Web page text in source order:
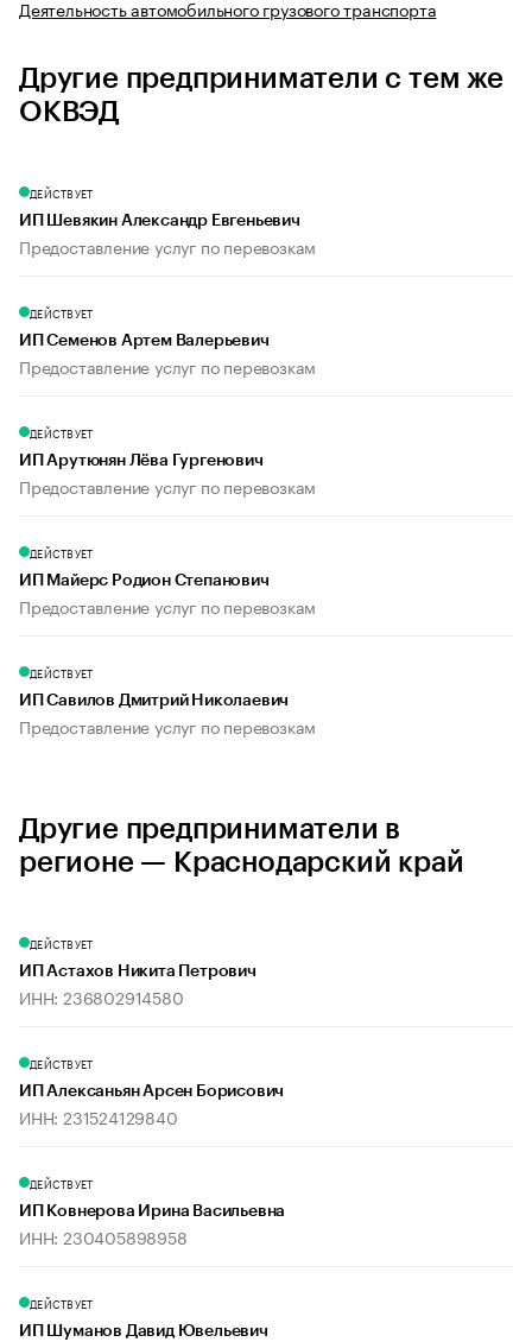
Деятельность автомобильного грузового транспорта
Другие предприниматели с тем же
ОКВЭД
ДЕЙСТВУЕТ
ИП Шевякин Александр Евгеньевич
Предоставление услуг по перевозкам
ДЕЙСТВУЕТ
ИП Семенов Артем Валерьевич
Предоставление услуг по перевозкам
ДЕЙСТВУЕТ
ИП Арутюнян Лёва Гургенович
Предоставление услуг по перевозкам
ДЕЙСТВУЕТ
ИП Майерс Родион Степанович
Предоставление услуг по перевозкам
ДЕЙСТВУЕТ
ИП Савилов Дмитрий Николаевич
Предоставление услуг по перевозкам
Другие предприниматели в
регионе — Краснодарский край
ДЕЙСТВУЕТ
ИП Астахов Никита Петрович
ИНН: 236802914580
ДЕЙСТВУЕТ
ИП Алексаньян Арсен Борисович
ИНН: 231524129840
ДЕЙСТВУЕТ
ИП Ковнерова Ирина Васильевна
ИНН: 230405898958
ДЕЙСТВУЕТ
ИП Шуманов Давид Ювельевич